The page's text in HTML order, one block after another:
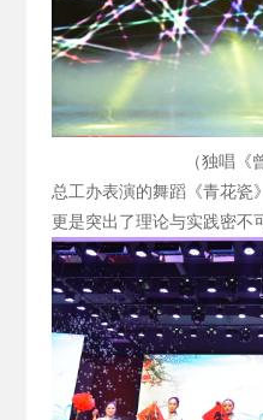
（独唱《
总工办表演的舞蹈《青花瓷
更是突出了理论与实践密不